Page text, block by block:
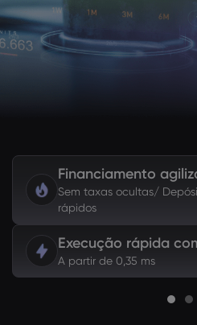
Financiamento
Sem taxas ocultas/
rápidos
Execução rápida
A partir de 0,35 ms